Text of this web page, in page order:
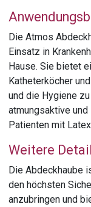
Die Atmos
Einsatz in
Hause. Sie bietet
Katheterköcher
und die Hygiene
atmungsaktive
Patienten mit
Weitere
Die Abdeckhaube
den höchsten
anzubringen und